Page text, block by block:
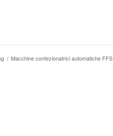
/ Macchine confezionatrici automatiche FFS